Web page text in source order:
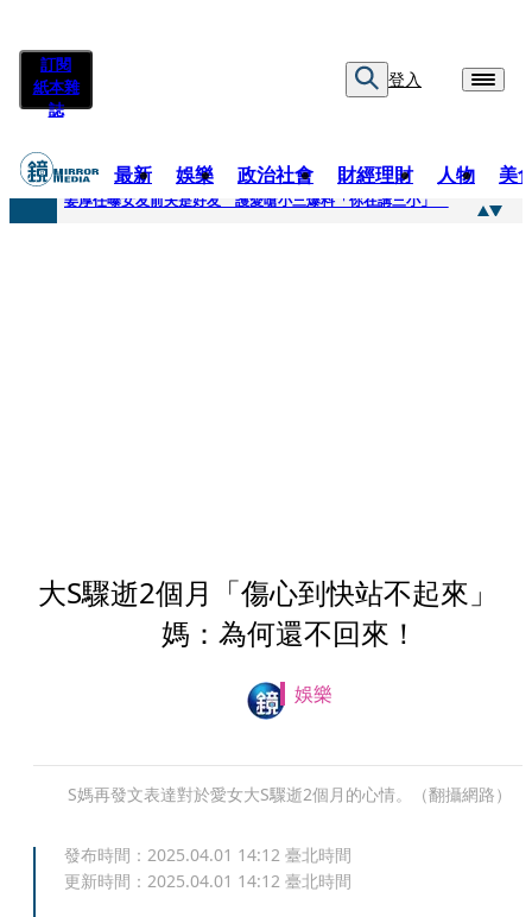
訂閱
紙本雜
誌
登入
最新 娛樂 政治社會 財經理財 人物 美
快訊
姜厚任曝女友前夫是好友 護愛嗆小三爆料「你在講三小」
大S驟逝2個月「傷心到快站不起來」
媽：為何還不回來！
娛樂
S媽再發文表達對於愛女大S驟逝2個月的心情。（翻攝網路）
發布時間： 2025.04.01 14:12 臺北時間
更新時間： 2025.04.01 14:12 臺北時間